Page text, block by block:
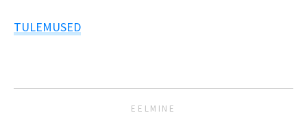
TULEMUSED
EELMINE